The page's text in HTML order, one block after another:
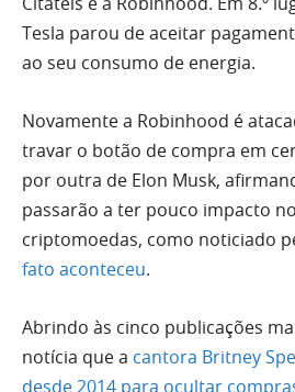
Tesla parou de aceitar
ao seu consumo de energia.
Novamente a Robinhood é
travar o botão de compra em
por outra de Elon Musk,
passarão a ter pouco impacto
criptomoedas, como noticiado
fato aconteceu.
Abrindo às cinco publicações
notícia que a cantora Britney
desde 2014 para ocultar